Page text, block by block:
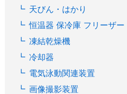
天びん・はかり
恒温器 保冷庫 フリーザー
凍結乾燥機
冷却器
電気泳動関連装置
画像撮影装置